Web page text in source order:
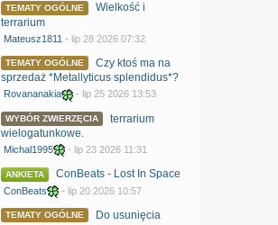
TEMATY OGÓLNE
Wielkość i
terrarium
Mateusz1811 - lip 28 2026 07:32
TEMATY OGÓLNE
Czy ktoś ma na
sprzedaż *Metallyticus splendidus*?
Rovananakia - lip 25 2026 13:53
WYBÓR ZWIERZĘCIA
terrarium
wielogatunkowe.
Michal1995 - lip 23 2026 11:31
ANKIETA ConBeats - Lost In Space
ConBeats - lip 20 2026 10:57
TEMATY OGÓLNE Do usunięcia